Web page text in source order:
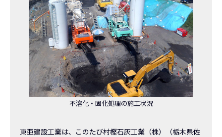
不溶化・固化処理の施工状況
東亜建設工業は、このたび村樫石灰工業（株）（栃木県佐